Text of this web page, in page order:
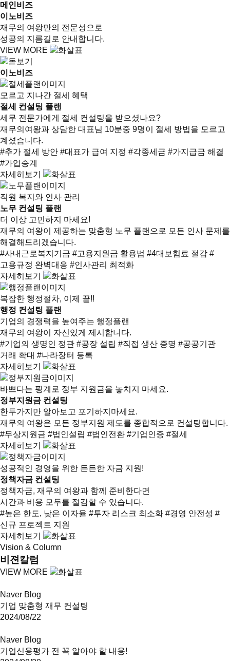
메인비즈
이노비즈
재무의 여왕만의 전문성으로
성공의 지름길로 안내합니다.
VIEW MORE
이노비즈
모르고 지나간 절세 혜택
절세 컨설팅 플랜
세무 전문가에게 절세 컨설팅을 받으셨나요?
재무의여왕과 상담한 대표님 10분중 9명이 절세 방법을 모르고
계셨습니다.
#추가 절세 방안 #대표가 급여 지정 #각종세금 #가지급금 해결
#가업승계
자세히보기
직원 복지와 인사 관리
노무 컨설팅 플랜
더 이상 고민하지 마세요!
재무의 여왕이 제공하는 맞춤형 노무 플랜으로 모든 인사 문제를
해결해드리겠습니다.
#사내근로복지기금 #고용지원금 활용법 #4대보험료 절감 #
고용규정 완벽대응 #인사관리 최적화
자세히보기
복잡한 행정절차, 이제 끝!!
행정 컨설팅 플랜
기업의 경쟁력을 높여주는 행정플랜
재무의 여왕이 자신있게 제시합니다.
#기업의 생명인 정관 #공장 설립 #직접 생산 증명 #공공기관
거래 확대 #나라장터 등록
자세히보기
바쁘다는 핑계로 정부 지원금을 놓치지 마세요.
정부지원금 컨설팅
한두가지만 알아보고 포기하지마세요.
재무의 여왕은 모든 정부지원 제도를 종합적으로 컨설팅합니다.
#무상지원금 #법인설립 #법인전환 #기업인증 #절세
자세히보기
성공적인 경영을 위한 든든한 자금 지원!
정책자금 컨설팅
정책자금, 재무의 여왕과 함께 준비한다면
시간과 비용 모두를 절감할 수 있습니다.
#높은 한도, 낮은 이자율 #투자 리스크 최소화 #경영 안전성 #
신규 프로젝트 지원
자세히보기
Vision & Column
비젼칼럼
VIEW MORE
Naver Blog
기업 맞춤형 재무 컨설팅
2024/08/22
Naver Blog
기업신용평가 전 꼭 알아야 할 내용!